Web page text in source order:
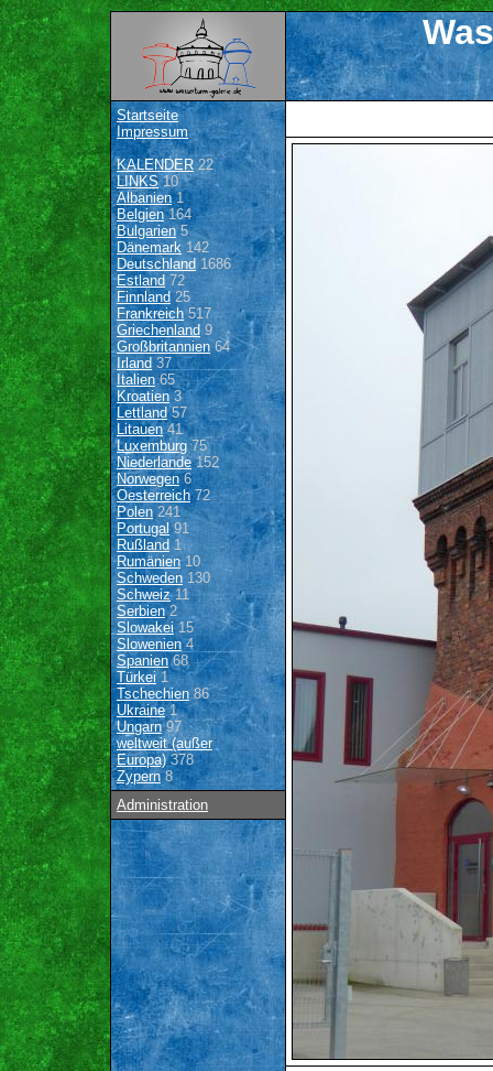
Startseite
Impressum
KALENDER22
LINKS10
Albanien1
Belgien164
Bulgarien 5
Dänemark142
Deutschland 1686
Estland 72
Finnland 25
Frankreich517
Griechenland9
Großbritannien64
Irland 37
Italien65
Kroatien3
Lettland57
Litauen41
Luxemburg 75
Niederlande152
Norwegen6
Oesterreich72
Polen 241
Portugal91
Rußland 1
Rumänien10
Schweden 130
Schweiz11
Serbien2
Slowakei15
Slowenien4
Spanien68
Türkei1
Tschechien 86
Ukraine1
Ungarn97
weltweit (außer
Europa)378
Zypern8
Administration